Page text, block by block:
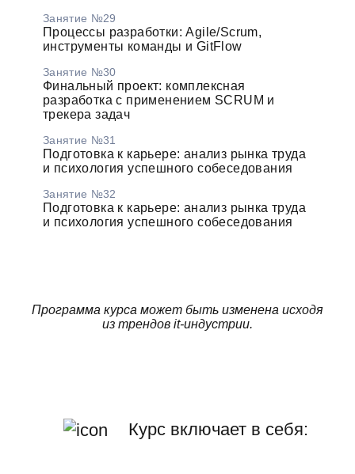
Занятие №29
Процессы разработки: Agile/Scrum,
инструменты команды и GitFlow
Занятие №30
Финальный проект: комплексная
разработка с применением SCRUM и
трекера задач
Занятие №31
Подготовка к карьере: анализ рынка труда
и психология успешного собеседования
Занятие №32
Подготовка к карьере: анализ рынка труда
и психология успешного собеседования
Программа курса может быть изменена исходя
из трендов it-индустрии.
Курс включает в себя: